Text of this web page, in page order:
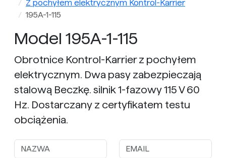
Z pochyłem elektrycznym Kontrol-Karrier
195A-1-115
Model 195A-1-115
Obrotnice Kontrol-Karrier z pochyłem
elektrycznym. Dwa pasy zabezpieczają
stalową Beczkę. silnik 1-fazowy 115 V 60
Hz. Dostarczany z certyfikatem testu
obciążenia.